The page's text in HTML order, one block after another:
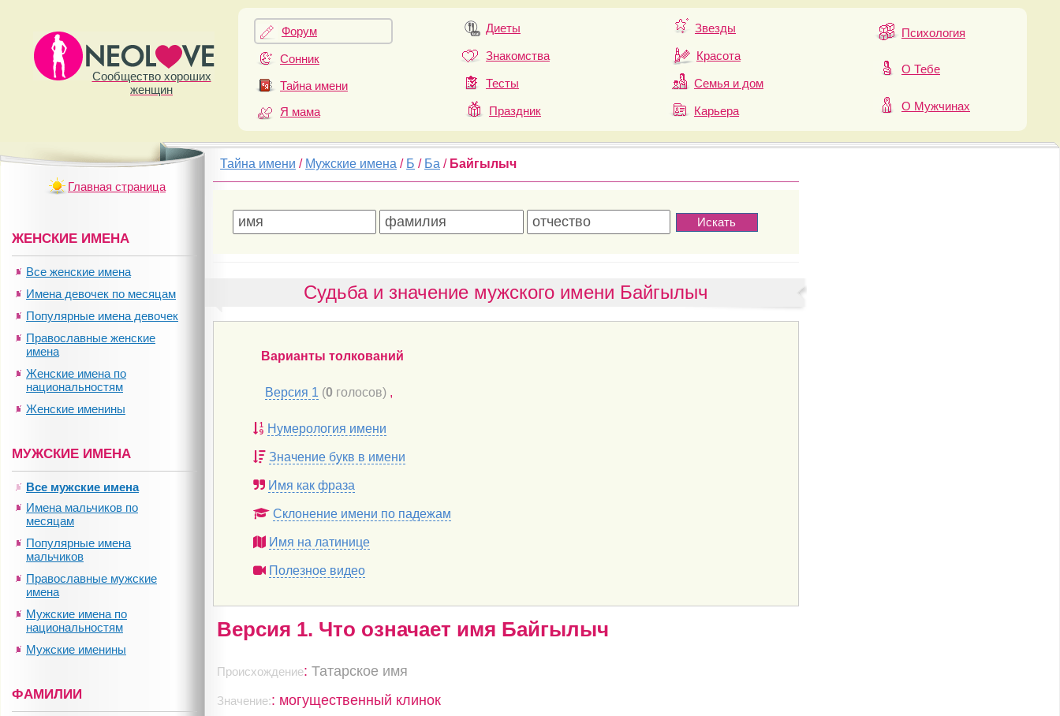
Сообщество хороших
женщин
Форум
Сонник
Тайна имени
Я мама
Диеты
Знакомства
Тесты
Праздник
Звезды
Красота
Семья и дом
Карьера
Психология
О Тебе
О Мужчинах
Тайна имени / Мужские имена / Б / Ба / Байгылыч
Судьба и значение мужского имени Байгылыч
Варианты толкований
Версия 1 (0 голосов) ,
Нумерология имени
Значение букв в имени
Имя как фраза
Склонение имени по падежам
Имя на латинице
Полезное видео
Версия 1. Что означает имя Байгылыч
Происхождение:Татарское имя
Значение:: могущественный клинок
Главная страница
ЖЕНСКИЕ ИМЕНА
Все женские имена
Имена девочек по месяцам
Популярные имена девочек
Православные женские
имена
Женские имена по
национальностям
Женские именины
МУЖСКИЕ ИМЕНА
Все мужские имена
Имена мальчиков по
месяцам
Популярные имена
мальчиков
Православные мужские
имена
Мужские имена по
национальностям
Мужские именины
ФАМИЛИИ